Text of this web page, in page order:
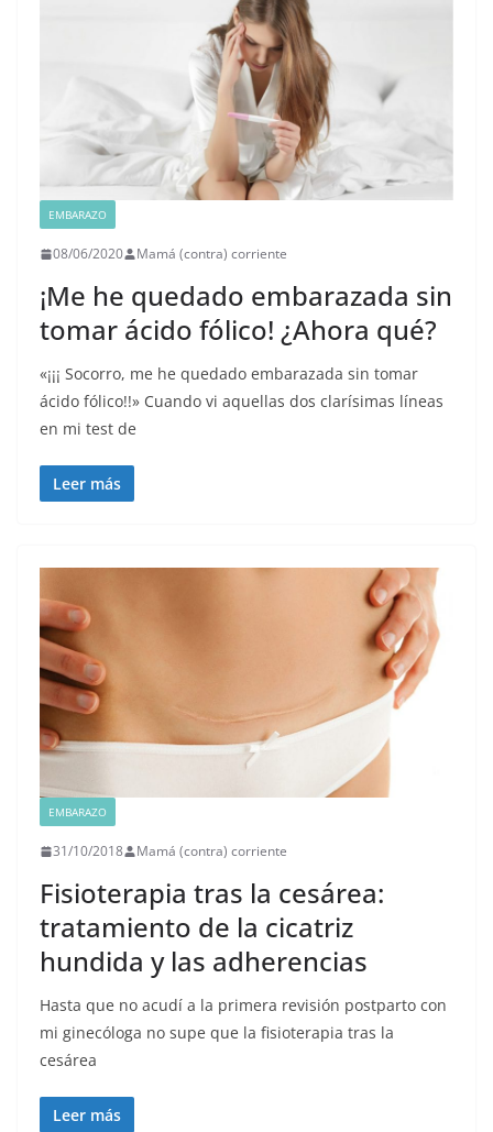
EMBARAZO
08/06/2020 Mamá (contra) corriente
¡Me he quedado embarazada sin
tomar ácido fólico! ¿Ahora qué?
«¡¡¡ Socorro, me he quedado embarazada sin tomar
ácido fólico!!» Cuando vi aquellas dos clarísimas líneas
en mi test de
Leer más
EMBARAZO
31/10/2018 Mamá (contra) corriente
Fisioterapia tras la cesárea:
tratamiento de la cicatriz
hundida y las adherencias
Hasta que no acudí a la primera revisión postparto con
mi ginecóloga no supe que la fisioterapia tras la
cesárea
Leer más